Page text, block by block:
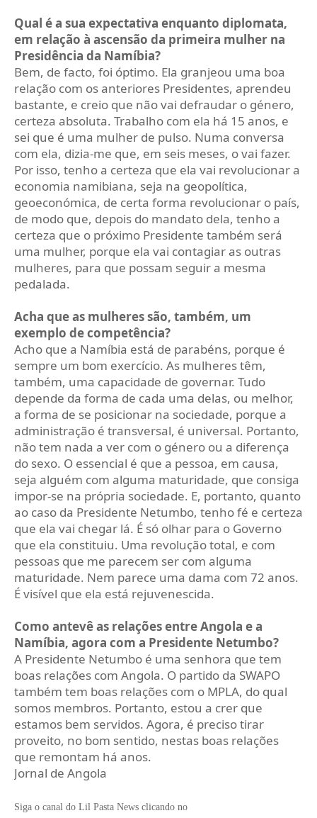
Qual é a sua expectativa enquanto diplomata,
em relação à ascensão da primeira mulher na
Presidência da Namíbia?
Bem, de facto, foi óptimo. Ela granjeou uma boa
relação com os anteriores Presidentes, aprendeu
bastante, e creio que não vai defraudar o género,
certeza absoluta. Trabalho com ela há 15 anos, e
sei que é uma mulher de pulso. Numa conversa
com ela, dizia-me que, em seis meses, o vai fazer.
Por isso, tenho a certeza que ela vai revolucionar a
economia namibiana, seja na geopolítica,
geoeconómica, de certa forma revolucionar o país,
de modo que, depois do mandato dela, tenho a
certeza que o próximo Presidente também será
uma mulher, porque ela vai contagiar as outras
mulheres, para que possam seguir a mesma
pedalada.
Acha que as mulheres são, também, um
exemplo de competência?
Acho que a Namíbia está de parabéns, porque é
sempre um bom exercício. As mulheres têm,
também, uma capacidade de governar. Tudo
depende da forma de cada uma delas, ou melhor,
a forma de se posicionar na sociedade, porque a
administração é transversal, é universal. Portanto,
não tem nada a ver com o género ou a diferença
do sexo. O essencial é que a pessoa, em causa,
seja alguém com alguma maturidade, que consiga
impor-se na própria sociedade. E, portanto, quanto
ao caso da Presidente Netumbo, tenho fé e certeza
que ela vai chegar lá. É só olhar para o Governo
que ela constituiu. Uma revolução total, e com
pessoas que me parecem ser com alguma
maturidade. Nem parece uma dama com 72 anos.
É visível que ela está rejuvenescida.
Como antevê as relações entre Angola e a
Namíbia, agora com a Presidente Netumbo?
A Presidente Netumbo é uma senhora que tem
boas relações com Angola. O partido da SWAPO
também tem boas relações com o MPLA, do qual
somos membros. Portanto, estou a crer que
estamos bem servidos. Agora, é preciso tirar
proveito, no bom sentido, nestas boas relações
que remontam há anos.
Jornal de Angola
Siga o canal do Lil Pasta News clicando no